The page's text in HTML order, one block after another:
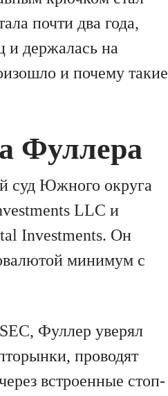
почти два года,
и держалась на
и почему такие
Фуллера
суд Южного округа
LLC и
Investments. Он
минимум с
Фуллер уверял
проводят
встроенные стоп-